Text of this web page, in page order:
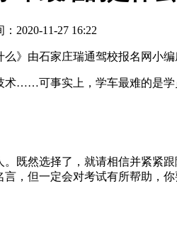
2020-11-27 16:22
》由石家庄瑞通驾校报名网小编
术……可事实上，学车最难的是学
既然选择了，就请相信并紧紧
，但一定会对考试有所帮助，